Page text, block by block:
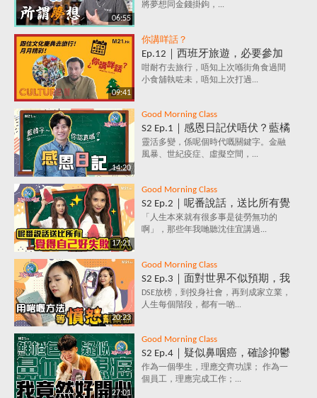
06:55
+金錢+金錢？
將夢想同金錢掛鉤，...
09:41
你講咩話？
Ep.12｜西班牙旅遊，必要參加
的文化慶典活動✈️ 跟住節日去旅
行～月月精彩！
咁耐冇去旅行，唔知上次喺街角食過間
小食舖執咗未，唔知上次打過...
14:20
Good Morning Class
S2 Ep.1｜感恩日記伏唔伏？藍橘
子為你解構，究竟係乜嘢原理，
每天寫低3件感恩事件，就會影
靈活多變，係呢個時代嘅關鍵字。金融
風暴、世紀疫症、虛擬空間，...
17:21
Good Morning Class
S2 Ep.2｜呢番說話，送比所有覺
得自己好失敗嘅人｜放棄好唔
好？堅持值唔值？人生到底有咩
「人生本來就有很多事是徒勞無功的
啊」，那些年我哋聽沈佳宜講過...
20:23
Good Morning Class
S2 Ep.3｜面對世界不似預期，我
要保持憤怒？｜負面情緒背後鮮
為人知的含義，你知道嗎？
DSE放榜，到投身社會，再到成家立業，
人生每個階段，都有一啲...
27:01
Good Morning Class
S2 Ep.4｜疑似鼻咽癌，確診抑鬱
症，究竟點解會咁？唔洗睇醫
生，唔洗食藥，都可以打敗抑鬱
作為一個學生，理應交齊功課； 作為一
個員工，理應完成工作；...